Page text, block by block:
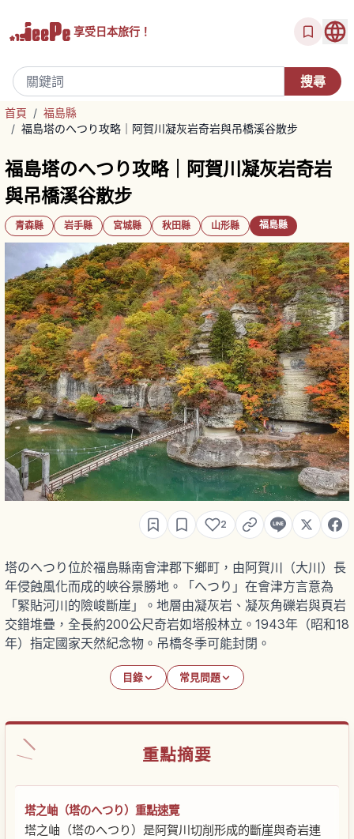
享受日本旅行！
首頁 / 福島縣
/ 福島塔のへつり攻略｜阿賀川凝灰岩奇岩與吊橋溪谷散步
福島塔のへつり攻略｜阿賀川凝灰岩奇岩
與吊橋溪谷散步
青森縣 岩手縣 宮城縣 秋田縣 山形縣 福島縣
2
塔のへつり位於福島縣南會津郡下鄉町，由阿賀川（大川）長
年侵蝕風化而成的峽谷景勝地。「へつり」在會津方言意為
「緊貼河川的險峻斷崖」。地層由凝灰岩、凝灰角礫岩與頁岩
交錯堆疊，全長約200公尺奇岩如塔般林立。1943年（昭和18
年）指定國家天然紀念物。吊橋冬季可能封閉。
目錄 常見問題
重點摘要
塔之岫（塔のへつり）重點速覽
塔之岫（塔のへつり）是阿賀川切削形成的斷崖與奇岩連